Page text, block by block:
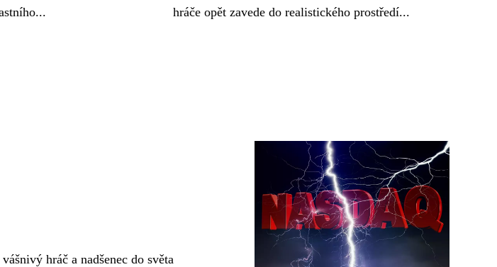
hráče opět zavede do realistického prostředí...
hráč a nadšenec do světa